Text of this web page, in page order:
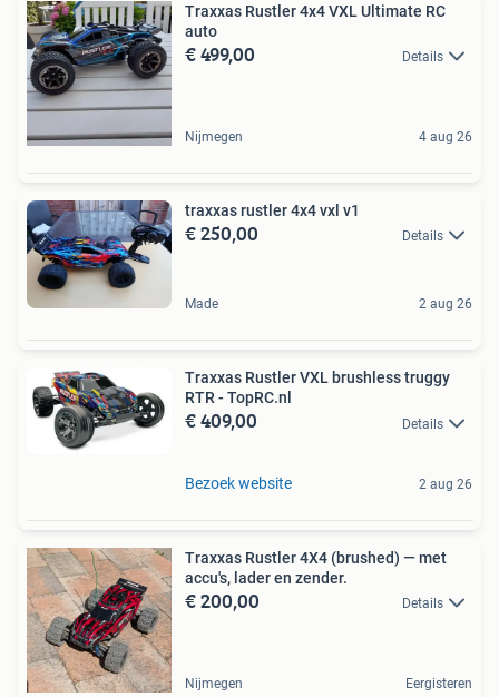
Traxxas Rustler 4x4 VXL Ultimate RC
auto
€ 499,00 Details
Nijmegen 4 aug 26
traxxas rustler 4x4 vxl v1
€ 250,00 Details
Made 2 aug 26
Traxxas Rustler VXL brushless truggy
RTR - TopRC.nl
€ 409,00 Details
Bezoek website 2 aug 26
Traxxas Rustler 4X4 (brushed) — met
accu's, lader en zender.
€ 200,00 Details
Nijmegen Eergisteren